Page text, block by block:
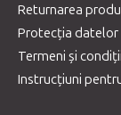
Returnarea
Protecția datelor
Termeni și condiții
Instrucțiuni